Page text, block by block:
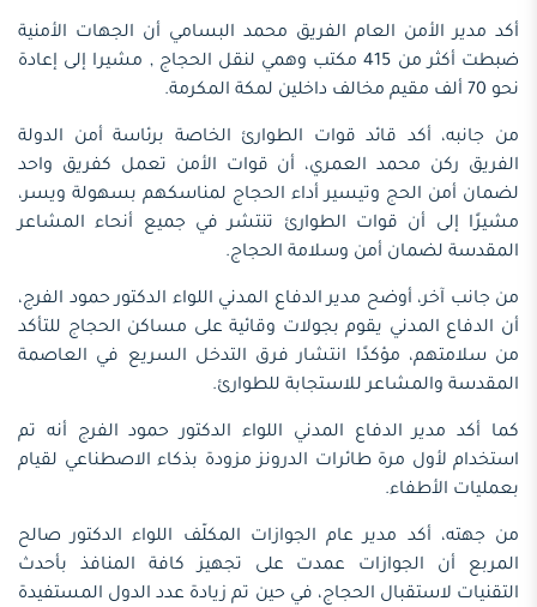
أكد مدير الأمن العام الفريق محمد البسامي أن الجهات الأمنية
ضبطت أكثر من 415 مكتب وهمي لنقل الحجاج , مشيرا إلى إعادة
نحو 70 ألف مقيم مخالف داخلين لمكة المكرمة.
من جانبه، أكد قائد قوات الطوارئ الخاصة برئاسة أمن الدولة
الفريق ركن محمد العمري، أن قوات الأمن تعمل كفريق واحد
لضمان أمن الحج وتيسير أداء الحجاج لمناسكهم بسهولة ويسر،
مشيرًا إلى أن قوات الطوارئ تنتشر في جميع أنحاء المشاعر
المقدسة لضمان أمن وسلامة الحجاج.
من جانب آخر، أوضح مدير الدفاع المدني اللواء الدكتور حمود الفرج،
أن الدفاع المدني يقوم بجولات وقائية على مساكن الحجاج للتأكد
من سلامتهم، مؤكدًا انتشار فرق التدخل السريع في العاصمة
المقدسة والمشاعر للاستجابة للطوارئ.
كما أكد مدير الدفاع المدني اللواء الدكتور حمود الفرج أنه تم
استخدام لأول مرة طائرات الدرونز مزودة بذكاء الاصطناعي لقيام
بعمليات الأطفاء.
من جهته، أكد مدير عام الجوازات المكلّف اللواء الدكتور صالح
المربع أن الجوازات عمدت على تجهيز كافة المنافذ بأحدث
التقنيات لاستقبال الحجاج، في حين تم زيادة عدد الدول المستفيدة